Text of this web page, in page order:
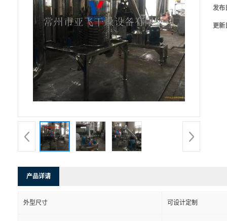
发布
更新
产品详请
外型尺寸 可设计定制